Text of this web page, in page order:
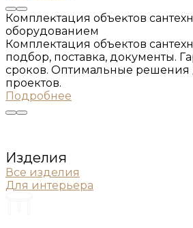
Комплеĸтация объеĸтов
оборудованием
Комплектация объектов
подбор, поставка, документы.
сроков. Оптимальные решения
проектов.
Подробнее
Изделия
Все изделия
Для интерьера